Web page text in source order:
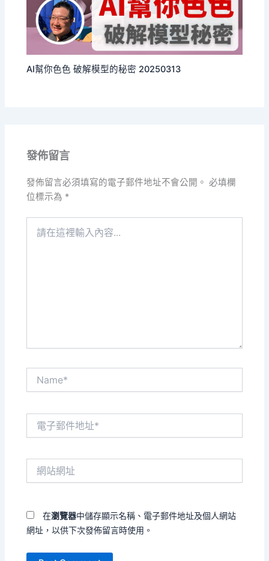
AI幫你色色 破解模型的秘密 20250313
發佈留言
發佈留言必須填寫的電子郵件地址不會公開。 必填欄
位標示為 *
在瀏覽器中儲存顯示名稱、電子郵件地址及個人網站
網址，以供下次發佈留言時使用。